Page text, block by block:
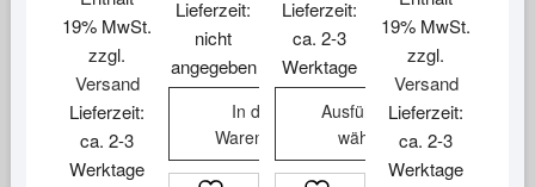
19% MwSt.
zzgl.
Versand
Lieferzeit:
ca. 2-3
Werktage
Lieferzeit:
nicht
angegeben
In den
Warenkorb
Lieferzeit:
ca. 2-3
Werktage
Ausführung
wählen
Dieses
19% MwSt.
zzgl.
Versand
Lieferzeit:
ca. 2-3
Werktage